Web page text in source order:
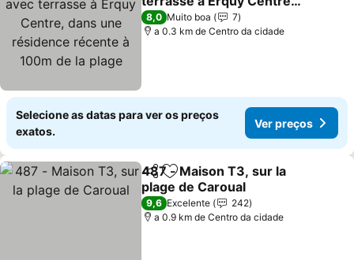
dans une résidence
récente à 100m de la
8,0 Muito boa
7
a 0.3 km de Centro da cidade
Selecione as datas para ver os preços
exatos.
Ver preços
PartilharAdicionar aos favoritos
487 - Maison T3, sur la
plage de Caroual
9,6 Excelente
242
a 0.9 km de Centro da cidade